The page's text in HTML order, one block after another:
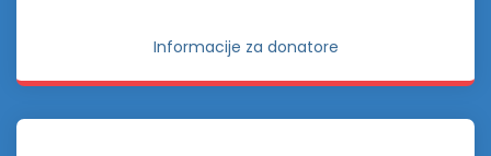
Informacije za donatore